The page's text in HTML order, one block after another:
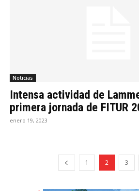
Noticias
Intensa actividad de
primera jornada de FITUR
enero 19, 2023
1 2 3